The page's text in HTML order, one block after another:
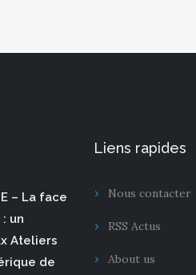
– La face
un
Ateliers
de
Liens rapides
Nous contacter
RSS Actus
About us